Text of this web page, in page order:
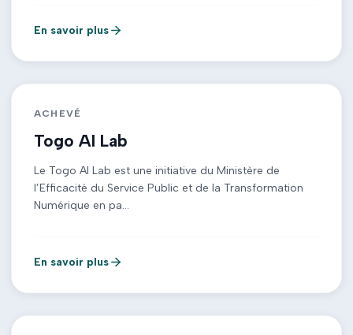
En savoir plus
ACHEVÉ
Togo AI Lab
Le Togo AI Lab est une initiative du Ministère de
l’Efficacité du Service Public et de la Transformation
Numérique en pa...
En savoir plus